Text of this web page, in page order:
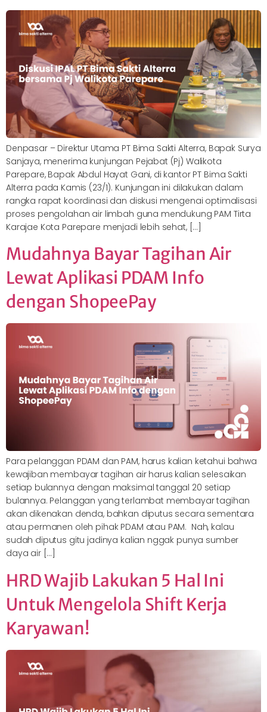
Denpasar – Direktur Utama PT Bima Sakti Alterra, Bapak Surya
Sanjaya, menerima kunjungan Pejabat (Pj) Walikota
Parepare, Bapak Abdul Hayat Gani, di kantor PT Bima Sakti
Alterra pada Kamis (23/1). Kunjungan ini dilakukan dalam
rangka rapat koordinasi dan diskusi mengenai optimalisasi
proses pengolahan air limbah guna mendukung PAM Tirta
Karajae Kota Parepare menjadi lebih sehat, […]
Mudahnya Bayar Tagihan Air
Lewat Aplikasi PDAM Info
dengan ShopeePay
Para pelanggan PDAM dan PAM, harus kalian ketahui bahwa
kewajiban membayar tagihan air harus kalian selesaikan
setiap bulannya dengan maksimal tanggal 20 setiap
bulannya. Pelanggan yang terlambat membayar tagihan
akan dikenakan denda, bahkan diputus secara sementara
atau permanen oleh pihak PDAM atau PAM. Nah, kalau
sudah diputus gitu jadinya kalian nggak punya sumber
daya air […]
HRD Wajib Lakukan 5 Hal Ini
Untuk Mengelola Shift Kerja
Karyawan!